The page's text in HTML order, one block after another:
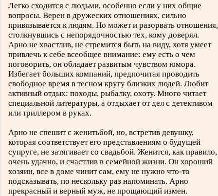
Легко сходится с людьми, особенно если у них общие
вопросы. Верен в дружеских отношениях, сильно
привязывается к людям. Но может и разорвать отношения,
столкнувшись с непорядочностью тех, кому доверял.
Арно не хвастлив, не стремится быть на виду, хотя умеет
привлечь к себе всеобщее внимание: ему есть о чем
поговорить, он обладает развитым чувством юмора.
Избегает больших компаний, предпочитая проводить
свободное время в тесном кругу близких людей. Любит
активный отдых: походы, рыбалку, охоту. Много читает
специальной литературы, а отдыхает от дел с детективом
или триллером в руках.
Арно не спешит с женитьбой, но, встретив девушку,
которая соответствует его представлениям о будущей
супруге, не затягивает со свадьбой. Женится, как правило,
очень удачно, и счастлив в семейной жизни. Он хороший
хозяин, все в доме чинит сам, ему не нужно что-то
подсказывать, по нескольку раз напоминать. Арно
прекрасный и верный муж, не прощающий измен.